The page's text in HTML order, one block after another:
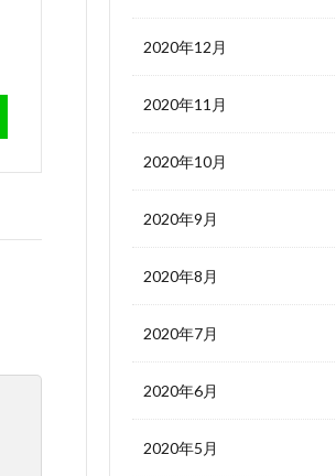
2020年12月
2020年11月
2020年10月
2020年9月
2020年8月
2020年7月
2020年6月
2020年5月